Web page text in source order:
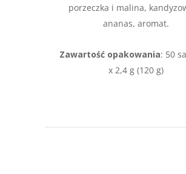
porzeczka i malina,
ananas, aromat.
Zawartość opakowania: 50
x 2,4 g (120 g)